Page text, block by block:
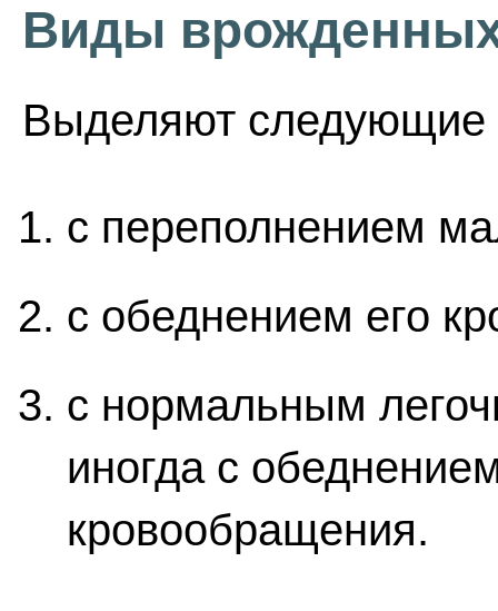
Виды
Выделяют следующие
с переполнением
с обеднением его
с нормальным
иногда с
кровообращения.